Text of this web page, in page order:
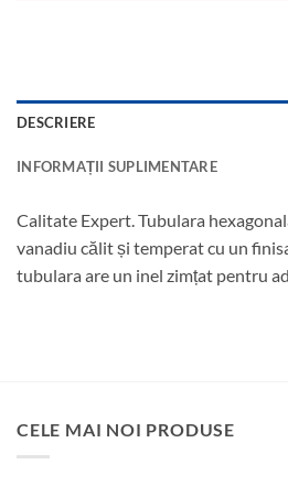
DESCRIERE
INFORMAȚII SUPLIMENTARE
Calitate Expert. Tubulara
vanadiu călit și temperat cu un
tubulara are un inel zimțat pentru
CELE MAI NOI PRODUSE